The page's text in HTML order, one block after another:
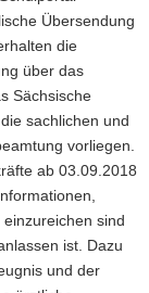
Übersendung
die
über das
Sächsische
sachlichen und
vorliegen.
ab 03.09.2018
sind
ist. Dazu
und der